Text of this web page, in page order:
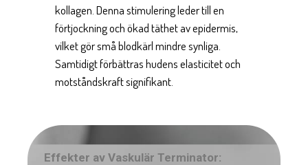
kollagen. Denna stimulering leder till en
förtjockning och ökad täthet av epidermis,
vilket gör små blodkärl mindre synliga.
Samtidigt förbättras hudens elasticitet och
motståndskraft signifikant.
Effekter av Vaskulär Terminator: